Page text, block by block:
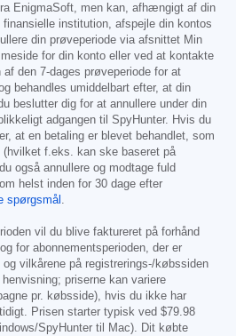
EnigmaSoft, men kan, afhængigt af din
finansielle institution, afspejle din kontos
din prøveperiode via afsnittet Min
for din konto eller ved at kontakte
af den 7-dages prøveperiode for at
behandles umiddelbart efter, at din
beslutter dig for at annullere under din
adgangen til SpyHunter. Hvis du
at en betaling er blevet behandlet, som
f.eks. kan ske baseret på
også annullere og modtage fuld
helst inden for 30 dage efter
spørgsmål .
vil du blive faktureret på forhånd
for abonnementsperioden, der er
vilkårene på registrerings-/købssiden
priserne kan variere
pr. købsside), hvis du ikke har
Prisen starter typisk ved $79.98
SpyHunter til Mac). Dit købte